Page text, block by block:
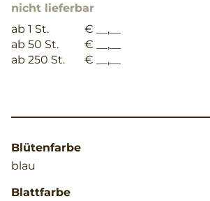
nicht lieferbar
ab 1 St.
€ __,__
ab 50 St.
€ __,__
ab 250 St.
€ __,__
Blütenfarbe
blau
Blattfarbe